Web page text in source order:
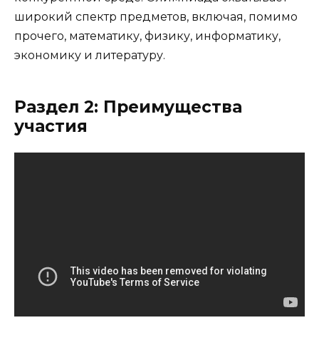
широкий спектр предметов, включая, помимо
прочего, математику, физику, информатику,
экономику и литературу.
Раздел 2: Преимущества
участия